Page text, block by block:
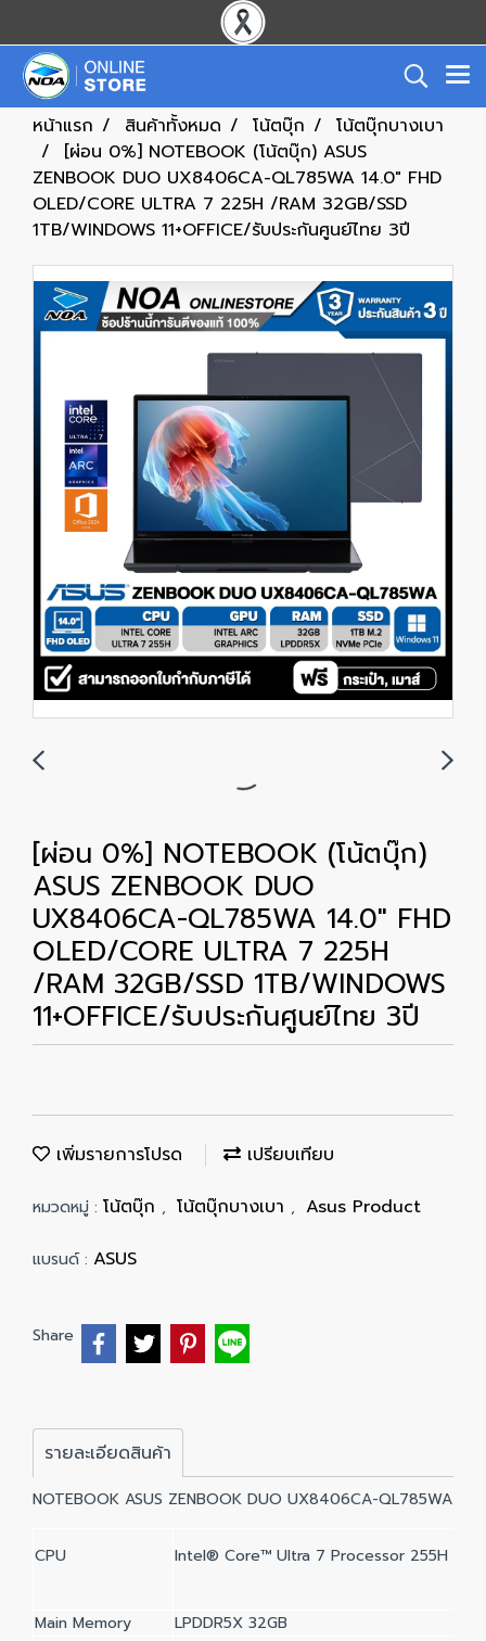
หน้าแรก สินค้าทั้งหมด โน้ตบุ๊ก
โน้ตบุ๊กบางเบา
[ผ่อน 0%] NOTEBOOK (โน้ตบุ๊ก) ASUS
ZENBOOK DUO UX8406CA-QL785WA 14.0" FHD
OLED/CORE ULTRA 7 225H /RAM 32GB/SSD
1TB/WINDOWS 11+OFFICE/รับประกันศูนย์ไทย 3ปี
[ผ่อน 0%] NOTEBOOK (โน้ตบุ๊ก)
ASUS ZENBOOK DUO
UX8406CA-QL785WA 14.0" FHD
OLED/CORE ULTRA 7 225H
/RAM 32GB/SSD 1TB/WINDOWS
11+OFFICE/รับประกันศูนย์ไทย 3ปี
เพิ่มรายการโปรด เปรียบเทียบ
หมวดหมู่ : โน้ตบุ๊ก , โน้ตบุ๊กบางเบา , Asus Product
แบรนด์ : ASUS
Share
รายละเอียดสินค้า
NOTEBOOK ASUS ZENBOOK DUO UX8406CA-QL785WA
CPU Intel® Core™ Ultra 7 Processor 255H 2.0
Main Memory LPDDR5X 32GB